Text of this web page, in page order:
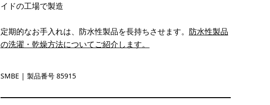
イドの工場で製造
定期的なお手入れは、防水性製品を長持ちさせます。 防水性製品
の洗濯・乾燥方法についてご紹介します。
Snowmelt Blue
SMBE | 製品番号 85915